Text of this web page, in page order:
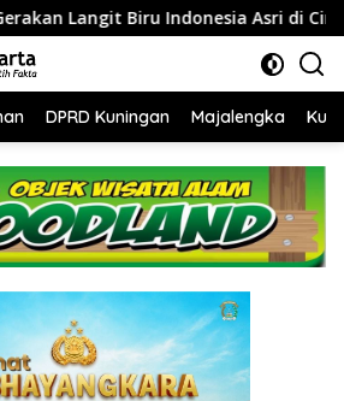
Asri di Cirebon
DPRD Kuningan Majalengka